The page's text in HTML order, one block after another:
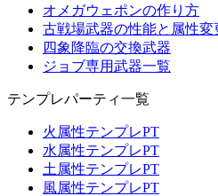
オメガウェポンの作り方
古戦場武器の性能と属性変
四象降臨の交換武器
ジョブ専用武器一覧
テンプレパーティ一覧
火属性テンプレPT
水属性テンプレPT
土属性テンプレPT
風属性テンプレPT